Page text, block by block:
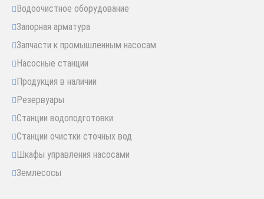
Водоочистное оборудование
Запорная арматура
Запчасти к промышленным насосам
Насосные станции
Продукция в наличии
Резервуары
Станции водоподготовки
Станции очистки сточных вод
Шкафы управления насосами
Землесосы